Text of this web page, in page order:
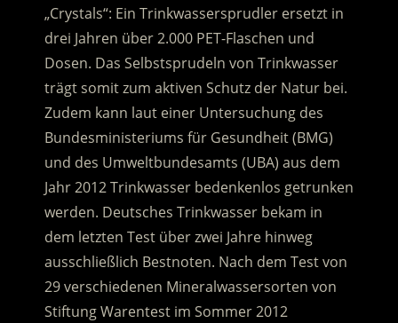
„Crystals“: Ein Trinkwassersprudler ersetzt in
drei Jahren über 2.000 PET-Flaschen und
Dosen. Das Selbstsprudeln von Trinkwasser
trägt somit zum aktiven Schutz der Natur bei.
Zudem kann laut einer Untersuchung des
Bundesministeriums für Gesundheit (BMG)
und des Umweltbundesamts (UBA) aus dem
Jahr 2012 Trinkwasser bedenkenlos getrunken
werden. Deutsches Trinkwasser bekam in
dem letzten Test über zwei Jahre hinweg
ausschließlich Bestnoten. Nach dem Test von
29 verschiedenen Mineralwassersorten von
Stiftung Warentest im Sommer 2012